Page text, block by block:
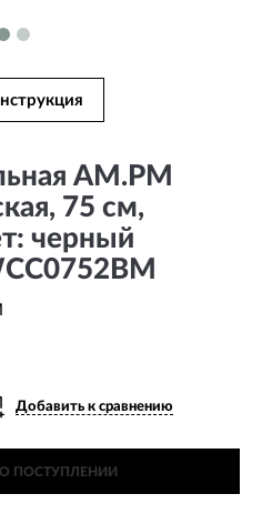
AM.PM
75 см,
черный
Добавить к сравнению
ПОСТУПЛЕНИИ